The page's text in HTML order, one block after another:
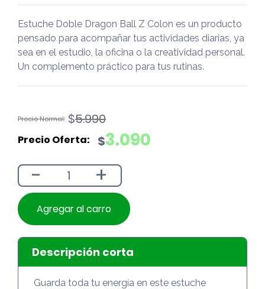
Estuche Doble Dragon Ball Z Colon es un producto
pensado para acompañar tus actividades diarias, ya
sea en el estudio, la oficina o la creatividad personal.
Un complemento práctico para tus rutinas.
$5.990
El
original
$5.990.
$3.090
El
actual
$3.090.
- +
Agregar al carro
Descripción corta
Guarda toda tu energía en este estuche